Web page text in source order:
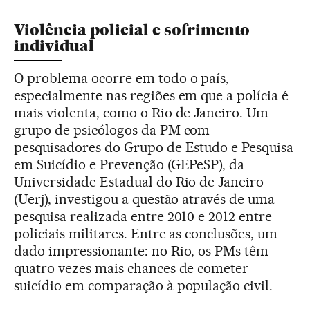
Violência policial e sofrimento
individual
O problema ocorre em todo o país,
especialmente nas regiões em que a polícia é
mais violenta, como o Rio de Janeiro. Um
grupo de psicólogos da PM com
pesquisadores do Grupo de Estudo e Pesquisa
em Suicídio e Prevenção (GEPeSP), da
Universidade Estadual do Rio de Janeiro
(Uerj), investigou a questão através de uma
pesquisa realizada entre 2010 e 2012 entre
policiais militares. Entre as conclusões, um
dado impressionante: no Rio, os PMs têm
quatro vezes mais chances de cometer
suicídio em comparação à população civil.